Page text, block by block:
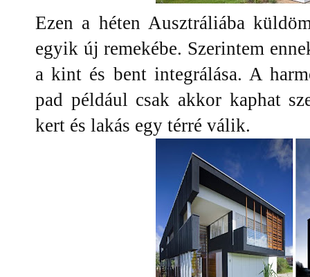
Ezen a héten Ausztráliába
egyik új remekébe. Szerintem
a kint és bent integrálása. A
pad például csak akkor kaphat
kert és lakás egy térré válik.